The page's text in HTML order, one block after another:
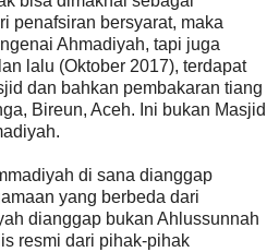
penafsiran bersyarat, maka
Ahmadiyah, tapi juga
lalu (Oktober 2017), terdapat
dan bahkan pembakaran tiang
Bireun, Aceh. Ini bukan Masjid
di sana dianggap
yang berbeda dari
dianggap bukan Ahlussunnah
resmi dari pihak-pihak